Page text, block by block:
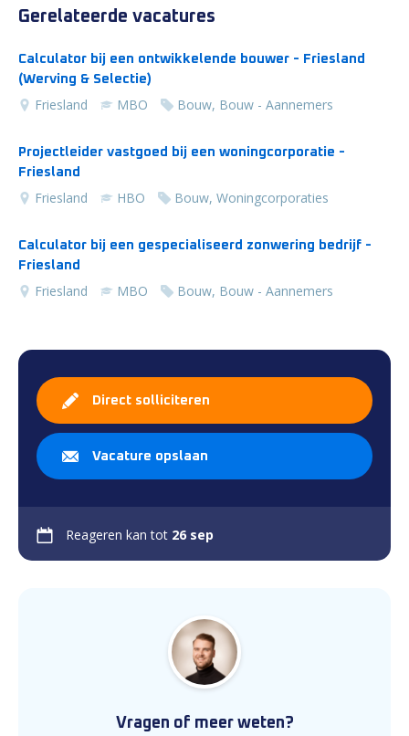
Gerelateerde vacatures
Calculator bij een ontwikkelende bouwer - Friesland
(Werving & Selectie)
Friesland MBO Bouw, Bouw - Aannemers
Projectleider vastgoed bij een woningcorporatie -
Friesland
Friesland HBO Bouw, Woningcorporaties
Calculator bij een gespecialiseerd zonwering bedrijf -
Friesland
Friesland MBO Bouw, Bouw - Aannemers
Direct solliciteren
Vacature opslaan
Reageren kan tot 26 sep
Vragen of meer weten?